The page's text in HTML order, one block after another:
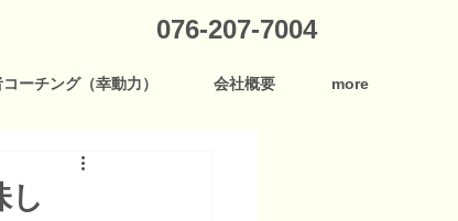
076-207-7004
ーチング（幸動力） 会社概要 more
し